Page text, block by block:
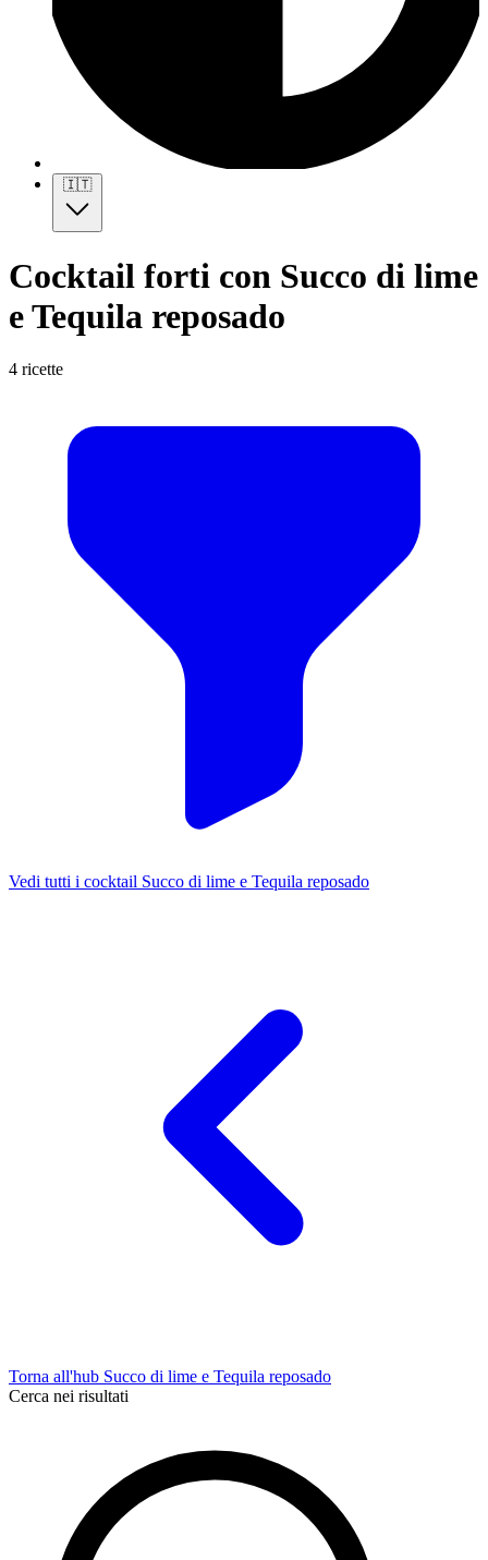
🇮🇹
Cocktail forti con Succo di lime
e Tequila reposado
4 ricette
Vedi tutti i cocktail Succo di lime e Tequila reposado
Torna all'hub Succo di lime e Tequila reposado
Cerca nei risultati